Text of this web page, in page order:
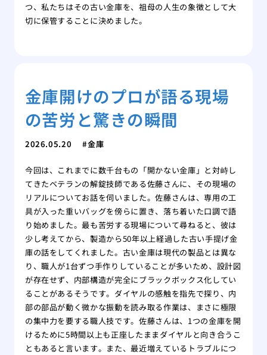
つ、私たちはその古い金庫を、祖母の人生の象徴として大
切に保管することに決めました。
金庫開けのプロが語る現場
の苦労と驚きの瞬間
2026.05.20 金庫
今回は、これまでに数千台もの「開かない金庫」と対峙し
てきたベテランの解錠技師である佐藤さんに、その現場の
リアルについてお話を伺いました。佐藤さんは、専用の工
具が入った重いバッグを傍らに置き、落ち着いた口調で語
り始めました。最も苦労する現場について尋ねると、彼は
少し考えてから、製造から50年以上経過した古い手提げ金
庫の話をしてくれました。古い金庫は現代の製品とは異な
り、職人が1台ずつ手作りしていることが多いため、設計図
が存在せず、内部構造が完全にブラックボックス化してい
ることがあるそうです。ダイヤルの感触を指先で探り、内
部の部品が動く微かな振動を読み取る作業は、まさに極限
の集中力を要する職人技です。佐藤さんは、1つの金庫を開
けるために5時間以上も正座したままダイヤルと向き合うこ
ともあると言います。また、最近増えているトラブルにつ